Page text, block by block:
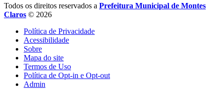
Todos os direitos reservados a Prefeitura Municipal de Montes
Claros © 2026
Política de Privacidade
Acessibilidade
Sobre
Mapa do site
Termos de Uso
Política de Opt-in e Opt-out
Admin